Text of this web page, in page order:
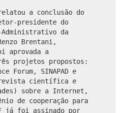
a conclusão do
presidente do
Administrativo da
Brentani,
aprovada a
projetos propostos:
Forum, SINAPAD e
revista científica e
sobre a Internet,
de cooperação para
já foi assinado por